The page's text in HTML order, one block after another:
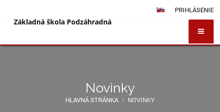
PRIHLÁSENIE
Základná škola Podzáhradná
Novinky
HLAVNÁ STRÁNKA / NOVINKY